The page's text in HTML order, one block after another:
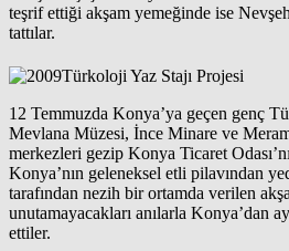
teşrif ettiği akşam yemeğinde ise
tattılar.
12 Temmuzda Konya’ya geçen genç
Mevlana Müzesi, İnce Minare ve
merkezleri gezip Konya Ticaret
Konya’nın geleneksel etli pilavından
tarafından nezih bir ortamda verilen
unutamayacakları anılarla Konya’dan
ettiler.